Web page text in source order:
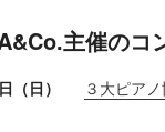
主催のコ
（日） ３大ピア